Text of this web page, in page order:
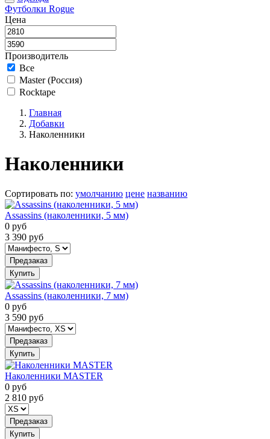
Футболки Rogue
Цена
Производитель
Все
Master (Россия)
Rocktape
Главная
Добавки
Наколенники
Наколенники
Сортировать по: умолчанию цене названию
Assassins (наколенники, 5 мм)
0 руб
3 390 руб
Предзаказ
Купить
Assassins (наколенники, 7 мм)
0 руб
3 590 руб
Предзаказ
Купить
Наколенники MASTER
0 руб
2 810 руб
Предзаказ
Купить